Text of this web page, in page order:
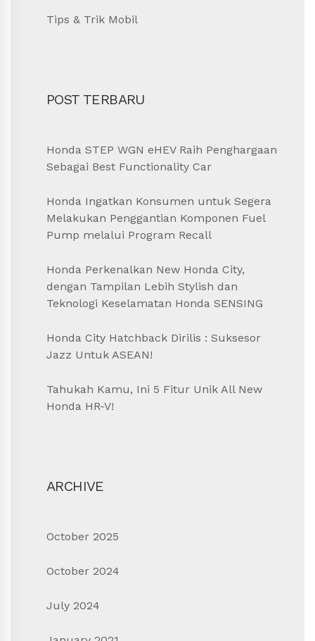
Tips & Trik Mobil
POST TERBARU
Honda STEP WGN eHEV Raih Penghargaan
Sebagai Best Functionality Car
Honda Ingatkan Konsumen untuk Segera
Melakukan Penggantian Komponen Fuel
Pump melalui Program Recall
Honda Perkenalkan New Honda City,
dengan Tampilan Lebih Stylish dan
Teknologi Keselamatan Honda SENSING
Honda City Hatchback Dirilis : Suksesor
Jazz Untuk ASEAN!
Tahukah Kamu, Ini 5 Fitur Unik All New
Honda HR-V!
ARCHIVE
October 2025
October 2024
July 2024